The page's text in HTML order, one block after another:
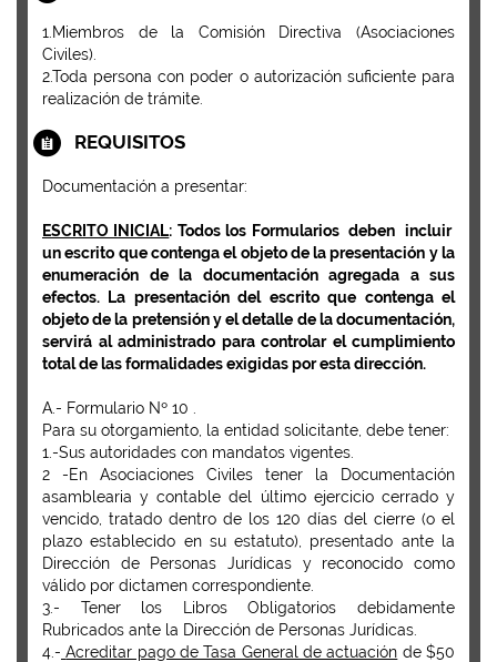
1.Miembros de la Comisión Directiva (Asociaciones
Civiles).
2.Toda persona con poder o autorización suficiente para
realización de trámite.
REQUISITOS
Documentación a presentar:
ESCRITO INICIAL: Todos los Formularios deben incluir
un escrito que contenga el objeto de la presentación y la
enumeración de la documentación agregada a sus
efectos. La presentación del escrito que contenga el
objeto de la pretensión y el detalle de la documentación,
servirá al administrado para controlar el cumplimiento
total de las formalidades exigidas por esta dirección.
A.- Formulario Nº 10 .
Para su otorgamiento, la entidad solicitante, debe tener:
1.-Sus autoridades con mandatos vigentes.
2 -En Asociaciones Civiles tener la Documentación
asamblearia y contable del último ejercicio cerrado y
vencido, tratado dentro de los 120 días del cierre (o el
plazo establecido en su estatuto), presentado ante la
Dirección de Personas Jurídicas y reconocido como
válido por dictamen correspondiente.
3.- Tener los Libros Obligatorios debidamente
Rubricados ante la Dirección de Personas Jurídicas.
4.- Acreditar pago de Tasa General de actuación de $50